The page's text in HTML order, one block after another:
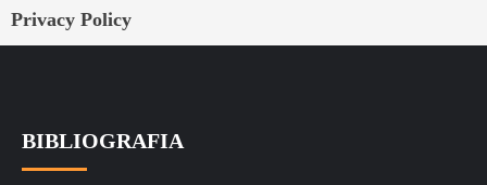
Privacy Policy
BIBLIOGRAFIA